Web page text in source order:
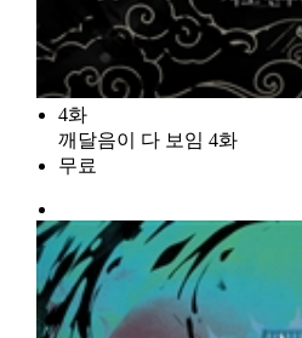
4화
깨달음이 다 보임 4화
무료